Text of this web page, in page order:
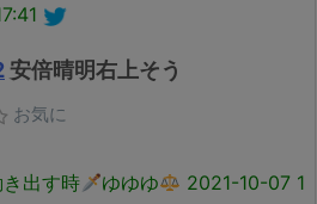
安倍晴明右上そう
お気に
出す時 ゆゆゆ
2021-10-07 1